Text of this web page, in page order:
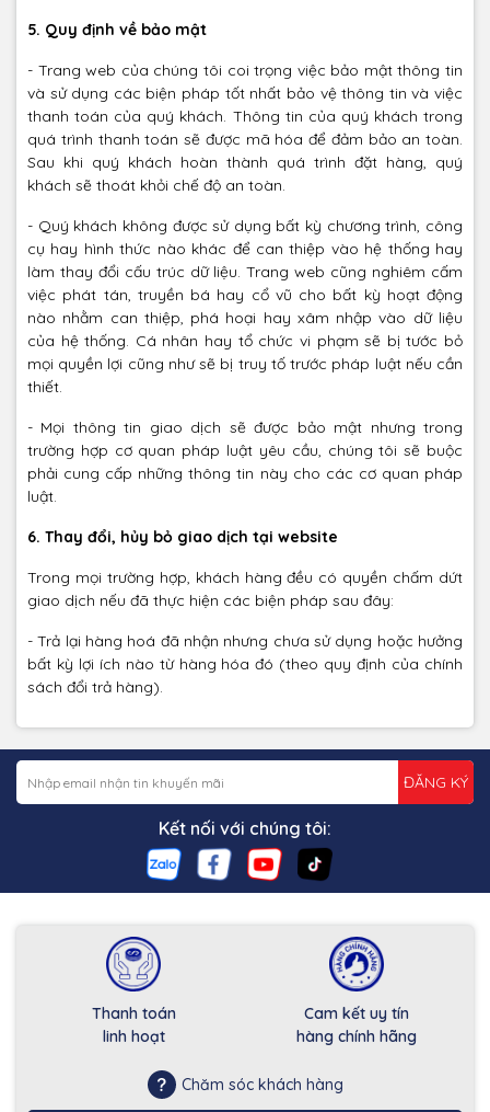
5. Quy định về bảo mật
- Trang web của chúng tôi coi trọng việc bảo mật thông tin
và sử dụng các biện pháp tốt nhất bảo vệ thông tin và việc
thanh toán của quý khách. Thông tin của quý khách trong
quá trình thanh toán sẽ được mã hóa để đảm bảo an toàn.
Sau khi quý khách hoàn thành quá trình đặt hàng, quý
khách sẽ thoát khỏi chế độ an toàn.
- Quý khách không được sử dụng bất kỳ chương trình, công
cụ hay hình thức nào khác để can thiệp vào hệ thống hay
làm thay đổi cấu trúc dữ liệu. Trang web cũng nghiêm cấm
việc phát tán, truyền bá hay cổ vũ cho bất kỳ hoạt động
nào nhằm can thiệp, phá hoại hay xâm nhập vào dữ liệu
của hệ thống. Cá nhân hay tổ chức vi phạm sẽ bị tước bỏ
mọi quyền lợi cũng như sẽ bị truy tố trước pháp luật nếu cần
thiết.
- Mọi thông tin giao dịch sẽ được bảo mật nhưng trong
trường hợp cơ quan pháp luật yêu cầu, chúng tôi sẽ buộc
phải cung cấp những thông tin này cho các cơ quan pháp
luật.
6. Thay đổi, hủy bỏ giao dịch tại website
Trong mọi trường hợp, khách hàng đều có quyền chấm dứt
giao dịch nếu đã thực hiện các biện pháp sau đây:
- Trả lại hàng hoá đã nhận nhưng chưa sử dụng hoặc hưởng
bất kỳ lợi ích nào từ hàng hóa đó (theo quy định của chính
sách đổi trả hàng).
ĐĂNG KÝ
Kết nối với chúng tôi:
Thanh toán
linh hoạt
Cam kết uy tín
hàng chính hãng
Chăm sóc khách hàng